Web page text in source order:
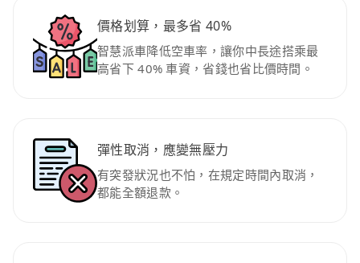
價格划算，最多省 40%
智慧派車降低空車率，讓你中長途搭乘最
高省下 40% 車資，省錢也省比價時間。
彈性取消，應變無壓力
有突發狀況也不怕，在規定時間內取消，
都能全額退款。